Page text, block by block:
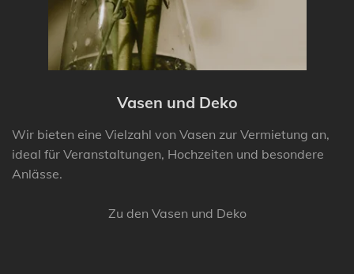
Vasen und Deko
Wir bieten eine Vielzahl von Vasen zur Vermietung an,
ideal für Veranstaltungen, Hochzeiten und besondere
Anlässe.
Zu den Vasen und Deko